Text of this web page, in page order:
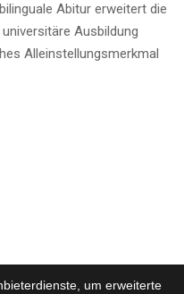
Abitur erweitert die
Ausbildung
Alleinstellungsmerkmal
um erweiterte